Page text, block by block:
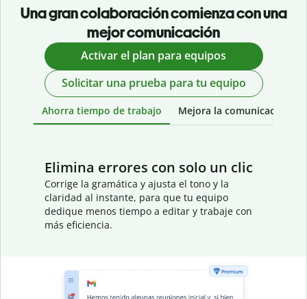
Una gran colaboración comienza con una
mejor comunicación
Activar el plan para equipos
Solicitar una prueba para tu equipo
Ahorra tiempo de trabajo Mejora la comunicación
Elimina errores con solo un clic
Corrige la gramática y ajusta el tono y la
claridad al instante, para que tu equipo
dedique menos tiempo a editar y trabaje con
más eficiencia.